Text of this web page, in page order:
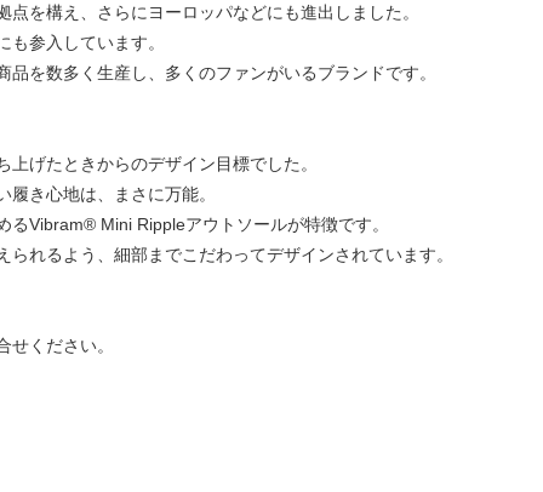
を構え、さらにヨーロッパなどにも進出しました。
参入しています。
を数多く生産し、多くのファンがいるブランドです。
げたときからのデザイン目標でした。
き心地は、まさに万能。
Vibram® Mini Rippleアウトソールが特徴です。
れるよう、細部までこだわってデザインされています。
ください。